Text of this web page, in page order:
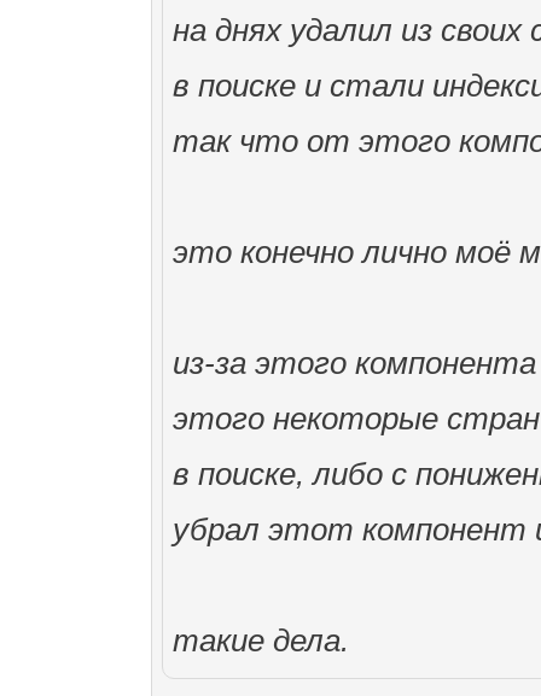
на днях удалил из
в поиске и стали
так что от этого
это конечно лично моё
из-за этого
этого некоторые
в поиске, либо с
убрал этот компонент
такие дела.